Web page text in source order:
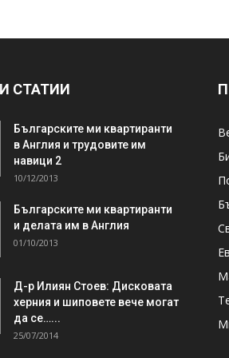
СТАТИИ
Българските ми квартиранти
в Англия и трудовите им
навици 2
10/12/2013
Българските ми квартиранти
и делата им в Англия
01/10/2013
Д-р Илиян Стоев: Дисковата
херния и шиповете вече могат
да се…...
25/07/2014